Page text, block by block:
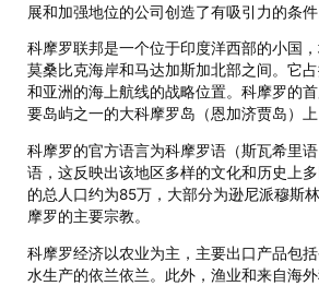
展和加强地位的公司创造了有吸引力的条件
科摩罗联邦是一个位于印度洋西部的小国
莫桑比克海岸和马达加斯加北部之间。它
和亚洲的海上航线的战略位置。科摩罗的
要岛屿之一的大科摩罗岛（恩加济贾岛）上
科摩罗的官方语言为科摩罗语（斯瓦希里
语，这反映出该地区多样的文化和历史上
的总人口约为85万，大部分为逊尼派穆斯
摩罗的主要宗教。
科摩罗经济以农业为主，主要出口产品包
水生产的依兰依兰。此外，渔业和来自海